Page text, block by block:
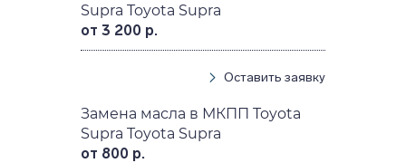
Supra Toyota Supra
от 3 200 р.
Оставить заявку
Замена масла в МКПП Toyota
Supra Toyota Supra
от 800 р.